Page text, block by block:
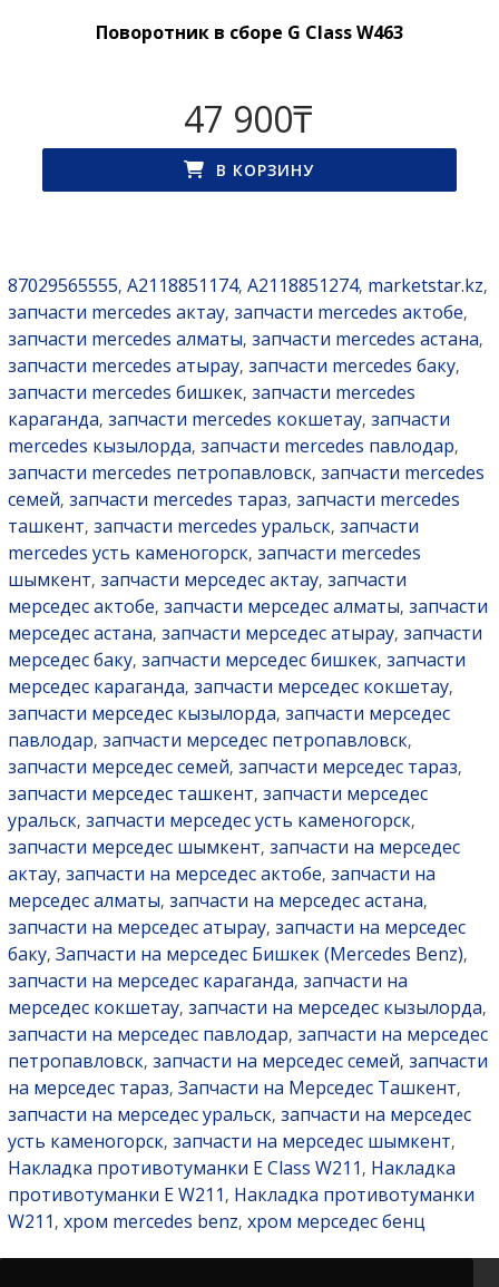
Поворотник в сборе G Class W463
47 900₸
В КОРЗИНУ
87029565555, A2118851174, A2118851274, marketstar.kz,
запчасти mercedes актау, запчасти mercedes актобе,
запчасти mercedes алматы, запчасти mercedes астана,
запчасти mercedes атырау, запчасти mercedes баку,
запчасти mercedes бишкек, запчасти mercedes
караганда, запчасти mercedes кокшетау, запчасти
mercedes кызылорда, запчасти mercedes павлодар,
запчасти mercedes петропавловск, запчасти mercedes
семей, запчасти mercedes тараз, запчасти mercedes
ташкент, запчасти mercedes уральск, запчасти
mercedes усть каменогорск, запчасти mercedes
шымкент, запчасти мерседес актау, запчасти
мерседес актобе, запчасти мерседес алматы, запчасти
мерседес астана, запчасти мерседес атырау, запчасти
мерседес баку, запчасти мерседес бишкек, запчасти
мерседес караганда, запчасти мерседес кокшетау,
запчасти мерседес кызылорда, запчасти мерседес
павлодар, запчасти мерседес петропавловск,
запчасти мерседес семей, запчасти мерседес тараз,
запчасти мерседес ташкент, запчасти мерседес
уральск, запчасти мерседес усть каменогорск,
запчасти мерседес шымкент, запчасти на мерседес
актау, запчасти на мерседес актобе, запчасти на
мерседес алматы, запчасти на мерседес астана,
запчасти на мерседес атырау, запчасти на мерседес
баку, Запчасти на мерседес Бишкек (Mercedes Benz),
запчасти на мерседес караганда, запчасти на
мерседес кокшетау, запчасти на мерседес кызылорда,
запчасти на мерседес павлодар, запчасти на мерседес
петропавловск, запчасти на мерседес семей, запчасти
на мерседес тараз, Запчасти на Мерседес Ташкент,
запчасти на мерседес уральск, запчасти на мерседес
усть каменогорск, запчасти на мерседес шымкент,
Накладка противотуманки E Class W211 , Накладка
противотуманки E W211 , Накладка противотуманки
W211 , хром mercedes benz, хром мерседес бенц